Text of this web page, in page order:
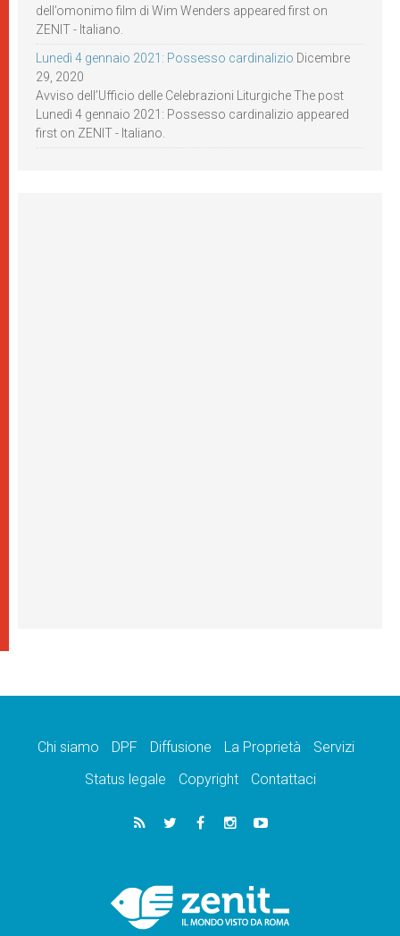
dell’omonimo film di Wim Wenders appeared first on
ZENIT - Italiano.
Lunedì 4 gennaio 2021: Possesso cardinalizio Dicembre
29, 2020
Avviso dell’Ufficio delle Celebrazioni Liturgiche The post
Lunedì 4 gennaio 2021: Possesso cardinalizio appeared
first on ZENIT - Italiano.
Chi siamo DPF Diffusione La Proprietà
Servizi
Status legale
Copyright Contattaci